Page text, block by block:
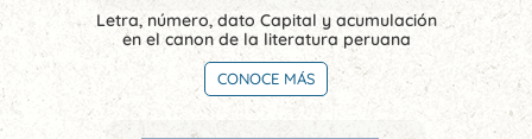
Letra, número, dato Capital y acumulación
en el canon de la literatura peruana
CONOCE MÁS